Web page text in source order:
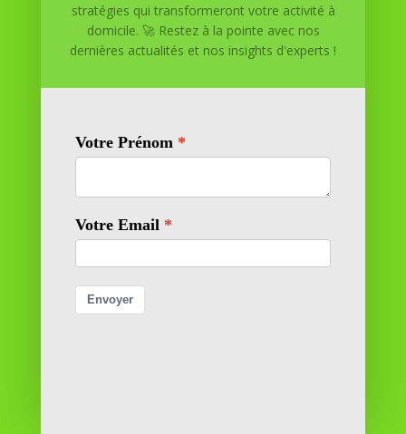
pour atteindre vos objectifs depuis le confort de votre
maison. Nous offrons des solutions personnalisées pour
SOMMAIRE DU SITE
Adresse
stratégies qui transformeront votre activité à
domicile. 🚀 Restez à la pointe avec nos
dernières actualités et nos insights d'experts !